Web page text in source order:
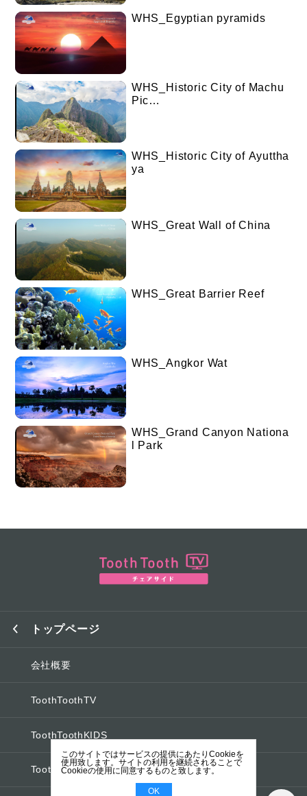
WHS_Egyptian pyramids
WHS_Historic City of Machu
Pic…
WHS_Historic City of Ayuttha
ya
WHS_Great Wall of China
WHS_Great Barrier Reef
WHS_Angkor Wat
WHS_Grand Canyon Nationa
l Park
トップページ
会社概要
ToothToothTV
ToothToothKIDS
ToothToothオフィシャルブログ
このサイトではサービスの提供にあたりCookieを
使用致します。サイトの利用を継続されることで
Cookieの使用に同意するものと致します。
OK